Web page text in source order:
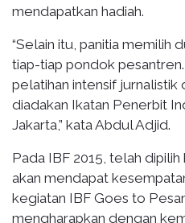
mendapatkan hadiah.
“Selain itu, panitia memilih
tiap-tiap pondok
pelatihan intensif jurnalistik
diadakan Ikatan Penerbit
Jakarta,” kata Abdul Adjid.
Pada IBF 2015, telah
akan mendapat
kegiatan IBF Goes to
mengharapkan dengan